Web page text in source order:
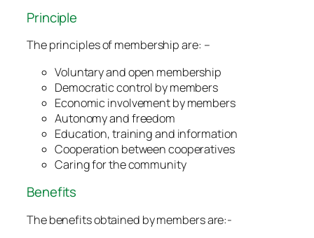
Principle
The principles of membership are: –
Voluntary and open membership
Democratic control by members
Economic involvement by members
Autonomy and freedom
Education, training and information
Cooperation between cooperatives
Caring for the community
Benefits
The benefits obtained by members are:-